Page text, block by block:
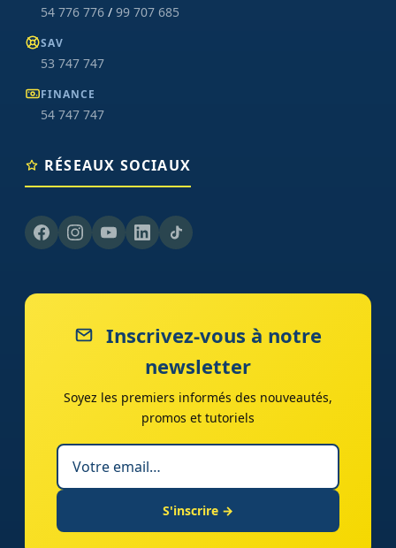
54 776 776 / 99 707 685
SAV
53 747 747
FINANCE
54 747 747
RÉSEAUX SOCIAUX
Inscrivez-vous à notre
newsletter
Soyez les premiers informés des nouveautés,
promos et tutoriels
S'inscrire →